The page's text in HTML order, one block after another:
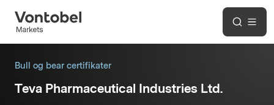
Bull og bear certifikater
Teva Pharmaceutical Industries Ltd.